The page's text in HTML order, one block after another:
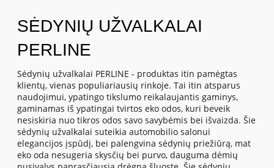
SĖDYNIŲ UŽVALKALAI
PERLINE
Sėdynių užvalkalai PERLINE - produktas itin pamėgtas
klientų, vienas populiariausių rinkoje. Tai itin atsparus
naudojimui, ypatingo tikslumo reikalaujantis gaminys,
gaminamas iš ypatingai tvirtos eko odos, kuri beveik
nesiskiria nuo tikros odos savo savybėmis bei išvaizda. Šie
sėdynių užvalkalai suteikia automobilio salonui
elegancijos įspūdį, bei palengvina sėdynių priežiūrą, mat
eko oda nesugeria skysčių bei purvo, dauguma dėmių